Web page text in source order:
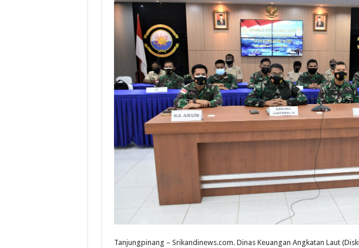
Tanjungpinang – Srikandinews.com. Dinas Keuangan Angkatan Laut